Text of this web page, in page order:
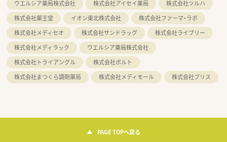
ウエルシア薬局株式会社
株式会社アイセイ薬局
株式会社ツルハ
株式会社薬王堂
イオン東北株式会社
株式会社ファーマ・ラボ
株式会社メディセオ
株式会社サンドラッグ
株式会社ライブリー
株式会社メディラック
ウエルシア薬局株式会社
株式会社トライアングル
株式会社ポルト
株式会社まつくら調剤薬局
株式会社メディモール 株式会社ブリス
PAGE TOPへ戻る